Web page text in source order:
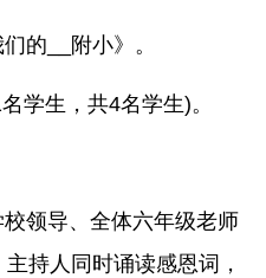
的__附小》。
学生，共4名学生)。
领导、全体六年级老师
持人同时诵读感恩词，